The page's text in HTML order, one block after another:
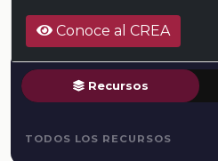
Conoce al CREA
Recursos
TODOS LOS RECURSOS